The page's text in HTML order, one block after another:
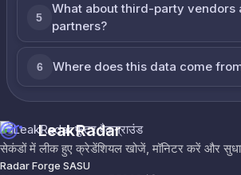
5
What about third-party vendors
partners?
6 Where does this data come
LeakRadar
सेकंडों में लीक हुए क्रेडेंशियल खोजें, मॉनिटर करें और
Radar Forge SASU